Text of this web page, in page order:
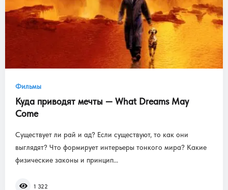
Фильмы
Куда приводят мечты — What Dreams May
Come
Существует ли рай и ад? Если существуют, то как они
выглядят? Что формирует интерьеры тонкого мира? Какие
физические законы и принцип...
1 322